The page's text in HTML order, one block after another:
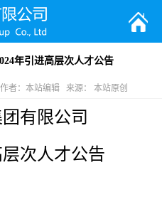
年引进高层次人才公告
者：本站编辑 来源： 本站原创
有限公司
次人才公告